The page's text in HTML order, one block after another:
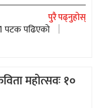
पुरै पढ्नुहोस्
पटक पढिएको
महोत्सवः १०